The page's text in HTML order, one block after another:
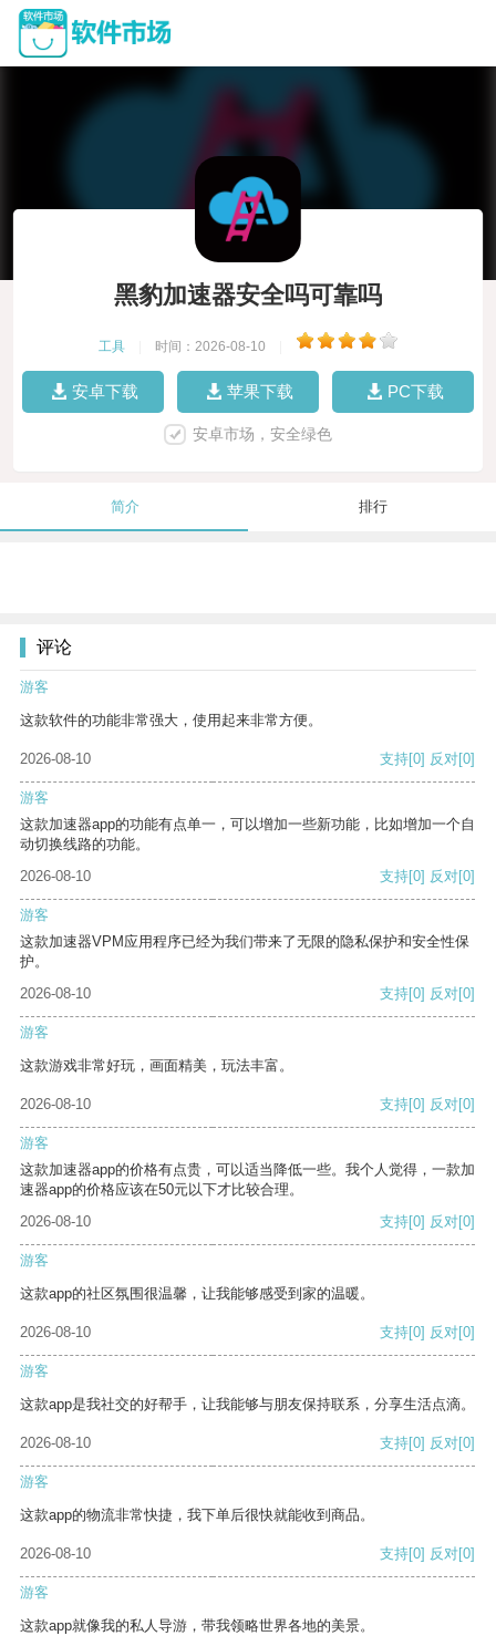
黑豹加速器安全吗可靠吗
工具 时间：2026-08-10
安卓下载 苹果下载 PC下载
安卓市场，安全绿色
简介 排行
评论
游客
这款软件的功能非常强大，使用起来非常方便。
2026-08-10 支持[0] 反对[0]
游客
这款加速器app的功能有点单一，可以增加一些新功能，比如增加一个自
动切换线路的功能。
2026-08-10
支持[0] 反对[0]
游客
这款加速器VPM应用程序已经为我们带来了无限的隐私保护和安全性保
护。
2026-08-10
支持[0] 反对[0]
游客
这款游戏非常好玩，画面精美，玩法丰富。
2026-08-10 支持[0] 反对[0]
游客
这款加速器app的价格有点贵，可以适当降低一些。我个人觉得，一款加
速器app的价格应该在50元以下才比较合理。
2026-08-10
支持[0] 反对[0]
游客
这款app的社区氛围很温馨，让我能够感受到家的温暖。
2026-08-10 支持[0] 反对[0]
游客
这款app是我社交的好帮手，让我能够与朋友保持联系，分享生活点滴。
2026-08-10 支持[0] 反对[0]
游客
这款app的物流非常快捷，我下单后很快就能收到商品。
2026-08-10 支持[0] 反对[0]
游客
这款app就像我的私人导游，带我领略世界各地的美景。